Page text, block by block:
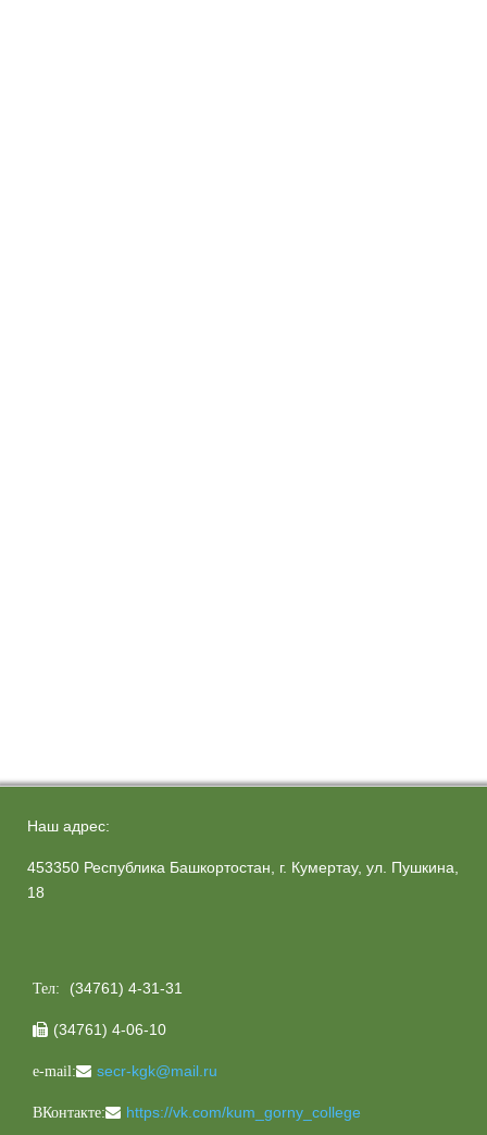
Наш адрес:
453350 Республика Башкортостан, г. Кумертау, ул. Пушкина,
18
Тел: (34761) 4-31-31
 (34761) 4-06-10
e-mail: secr-kgk@mail.ru
ВКонтакте: https://vk.com/kum_gorny_college